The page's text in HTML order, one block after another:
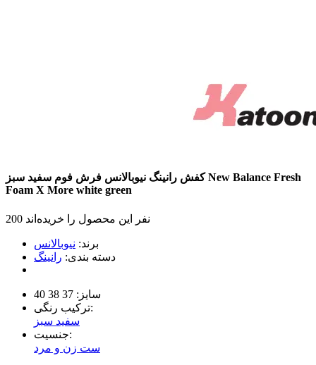
کفش رانینگ نیوبالانس فرش فوم سفید سبز
New Balance Fresh
Foam X More white green
200 نفر این محصول را خریده‌اند
برند: نیوبالانس
دسته بندی: رانینگ
سایز: 37
38
40
ترکیب رنگی:
سفید سبز
جنسیت:
ست زن و مرد